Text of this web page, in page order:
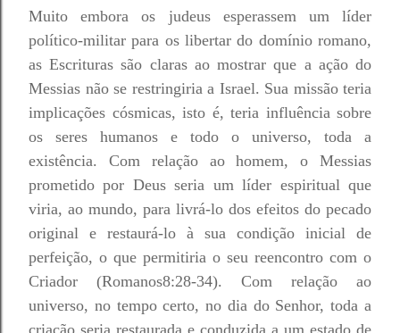
Muito embora os judeus esperassem um líder
político-militar para os libertar do domínio romano,
as Escrituras são claras ao mostrar que a ação do
Messias não se restringiria a Israel. Sua missão teria
implicações cósmicas, isto é, teria influência sobre
os seres humanos e todo o universo, toda a
existência. Com relação ao homem, o Messias
prometido por Deus seria um líder espiritual que
viria, ao mundo, para livrá-lo dos efeitos do pecado
original e restaurá-lo à sua condição inicial de
perfeição, o que permitiria o seu reencontro com o
Criador (Romanos8:28-34). Com relação ao
universo, no tempo certo, no dia do Senhor, toda a
criação seria restaurada e conduzida a um estado de